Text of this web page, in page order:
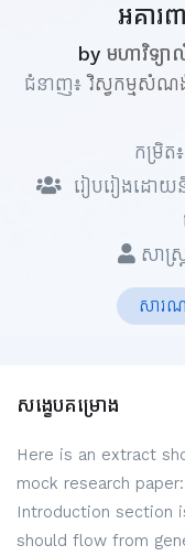
អគារ
by មហាវិទ្យ
ជំនាញ៖វិស្វកម្មសំ
កម្រិត៖
រៀបរៀងដោយ
សាស្ត្
សារណ
សង្ខេបគម្រោង
Here is an extract
mock research
Introduction section
should flow from